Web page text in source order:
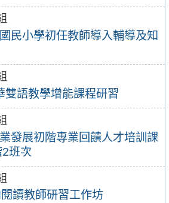
民小學初任教師導入輔導及知
雙語教學增能課程研習
發展初階專業回饋人才培訓課
班次
讀教師研習工作坊